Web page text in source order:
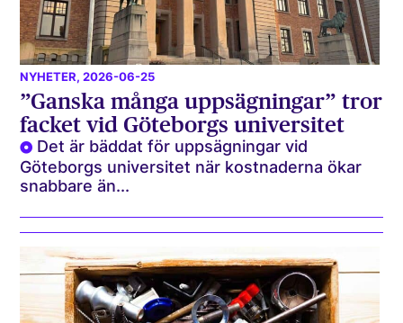
NYHETER, 2026-06-25
”Ganska många uppsägningar” tror
facket vid Göteborgs universitet
Det är bäddat för uppsägningar vid
Göteborgs universitet när kostnaderna ökar
snabbare än...